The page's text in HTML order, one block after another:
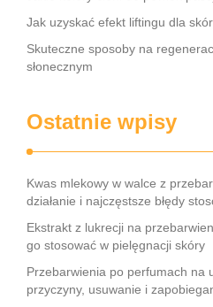
Jak uzyskać efekt liftingu dla
Skuteczne sposoby na
słonecznym
Ostatnie wpisy
Kwas mlekowy w walce z
działanie i najczęstsze błędy
Ekstrakt z lukrecji na
go stosować w pielęgnacji skóry
Przebarwienia po perfumach na
przyczyny, usuwanie i